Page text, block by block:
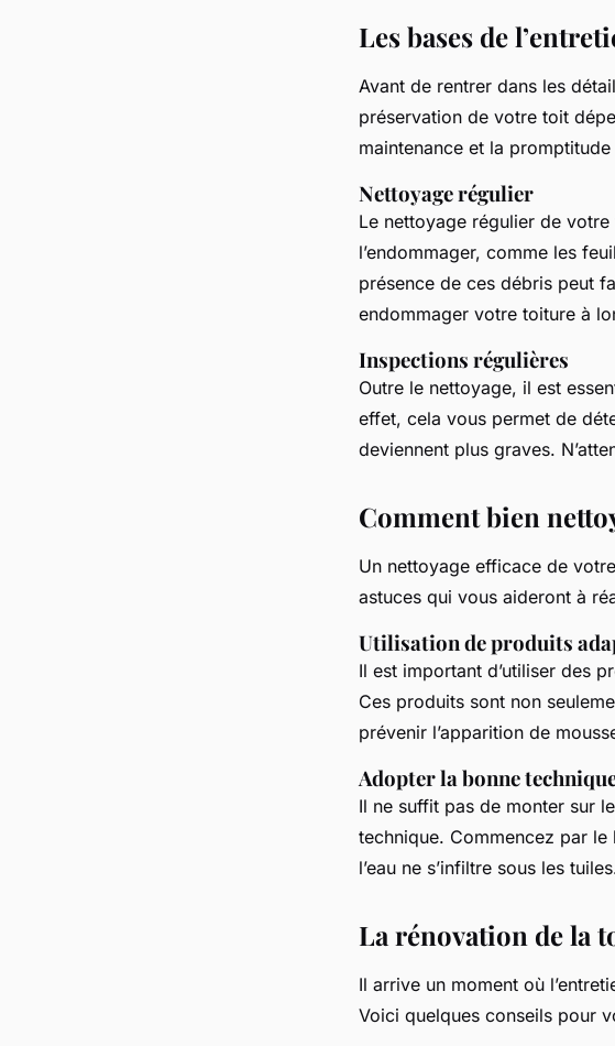
Les bases de
Avant de rentrer dans les
préservation de votre toit
maintenance et la
Nettoyage régulier
Le nettoyage régulier de
l’endommager, comme les
présence de ces débris peut
endommager votre toiture à
Inspections régulières
Outre le nettoyage, il est
effet, cela vous permet de
deviennent plus graves.
Comment bien
Un nettoyage efficace de
astuces qui vous aideront à
Utilisation de produits
Il est important d’utiliser des
Ces produits sont non
prévenir l’apparition de
Adopter la bonne
Il ne suffit pas de monter sur
technique. Commencez par
l’eau ne s’infiltre sous les
La rénovation de la
Il arrive un moment où
Voici quelques conseils pour